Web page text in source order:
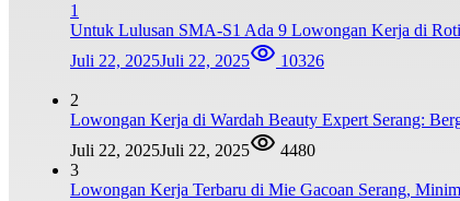
1
Untuk Lulusan SMA-S1 Ada 9 Lowongan Kerja di
Juli 22, 2025Juli 22, 2025 10326
2
Lowongan Kerja di Wardah Beauty Expert Serang:
Juli 22, 2025Juli 22, 2025
4480
3
Lowongan Kerja Terbaru di Mie Gacoan Serang,